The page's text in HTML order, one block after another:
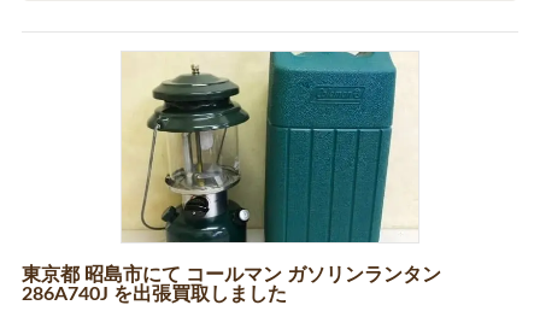
東京都 昭島市にて コールマン ガソリンランタン
286A740J を出張買取しました